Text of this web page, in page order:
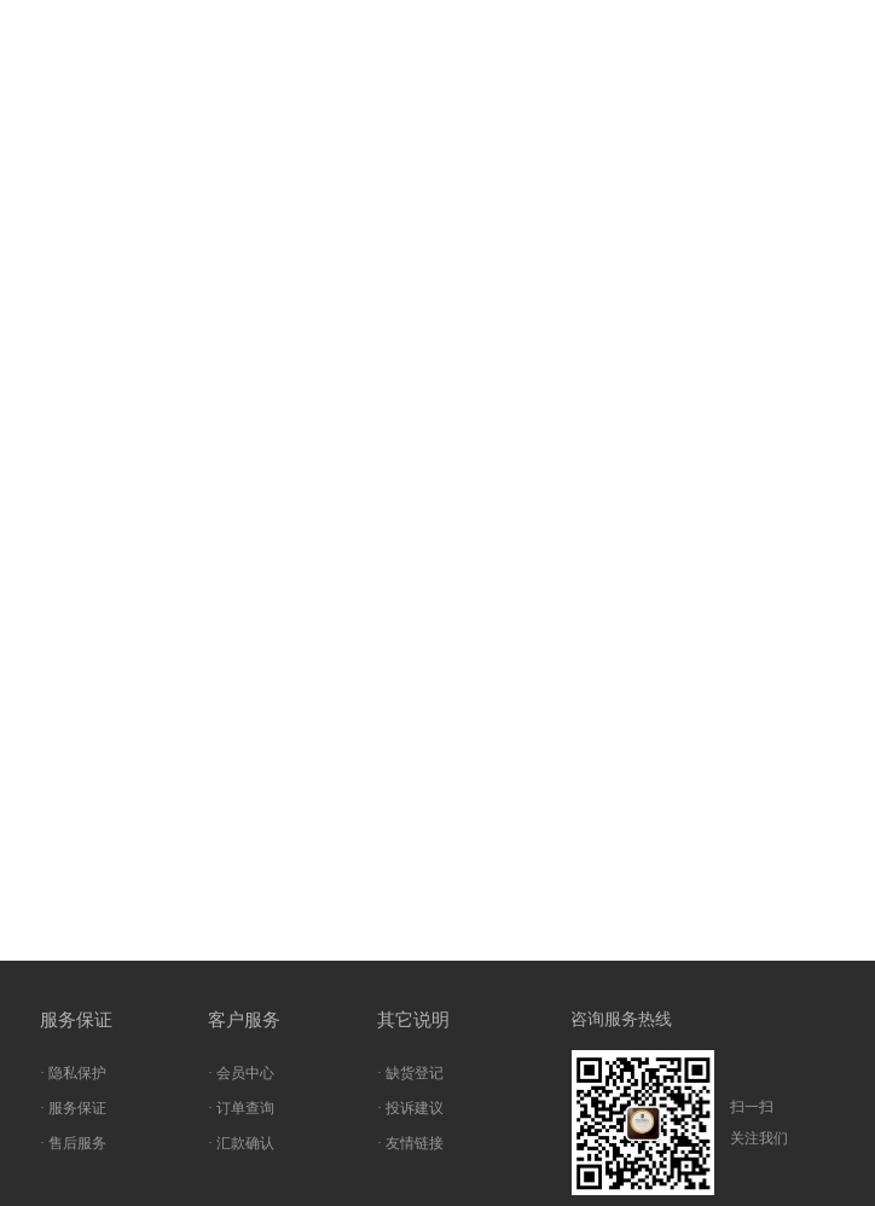
服务保证
· 隐私保护
· 服务保证
· 售后服务
客户服务
· 会员中心
· 订单查询
· 汇款确认
其它说明
· 缺货登记
· 投诉建议
· 友情链接
咨询服务热线
扫一扫
关注我们